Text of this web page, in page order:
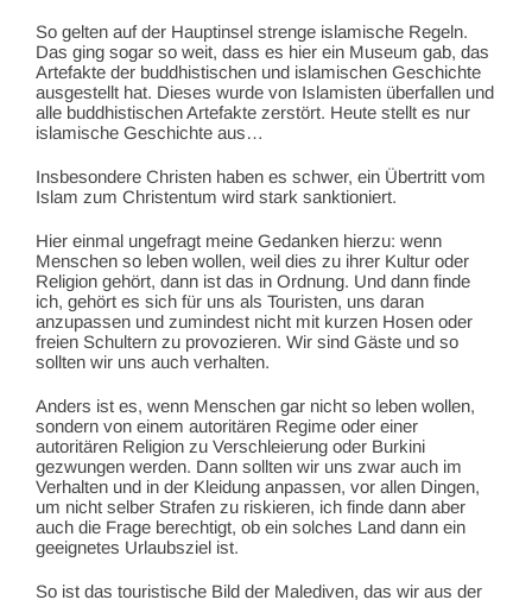
So gelten auf der Hauptinsel strenge islamische Regeln.
Das ging sogar so weit, dass es hier ein Museum gab, das
Artefakte der buddhistischen und islamischen Geschichte
ausgestellt hat. Dieses wurde von Islamisten überfallen und
alle buddhistischen Artefakte zerstört. Heute stellt es nur
islamische Geschichte aus…
Insbesondere Christen haben es schwer, ein Übertritt vom
Islam zum Christentum wird stark sanktioniert.
Hier einmal ungefragt meine Gedanken hierzu: wenn
Menschen so leben wollen, weil dies zu ihrer Kultur oder
Religion gehört, dann ist das in Ordnung. Und dann finde
ich, gehört es sich für uns als Touristen, uns daran
anzupassen und zumindest nicht mit kurzen Hosen oder
freien Schultern zu provozieren. Wir sind Gäste und so
sollten wir uns auch verhalten.
Anders ist es, wenn Menschen gar nicht so leben wollen,
sondern von einem autoritären Regime oder einer
autoritären Religion zu Verschleierung oder Burkini
gezwungen werden. Dann sollten wir uns zwar auch im
Verhalten und in der Kleidung anpassen, vor allen Dingen,
um nicht selber Strafen zu riskieren, ich finde dann aber
auch die Frage berechtigt, ob ein solches Land dann ein
geeignetes Urlaubsziel ist.
So ist das touristische Bild der Malediven, das wir aus der